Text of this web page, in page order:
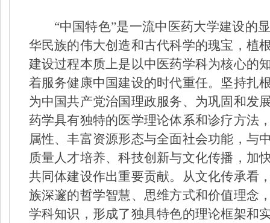
“中国特色”是一流中医药大学建设的
华民族的伟大创造和古代科学的瑰宝，植
建设过程本质上是以中医药学科为核心的
着服务健康中国建设的时代重任。坚持扎
为中国共产党治国理政服务、为巩固和发
药学具有独特的医学理论体系和诊疗方法
属性、丰富资源形态与全面社会功能，与
质量人才培养、科技创新与文化传播，加
共同体建设作出重要贡献。从文化传承看
族深邃的哲学智慧、思维方式和价值理念
学科知识，形成了独具特色的理论框架和